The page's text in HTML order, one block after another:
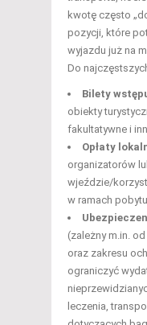
kwotę często
pozycji, które
wyjazdu już na
Do
Bilety
obiekty
fakultatywne i
Opłaty
organizatorów
wjeździe/
w ramach pobytu.
(zależny m.in.
oraz zakresu
ograniczyć
leczenia,